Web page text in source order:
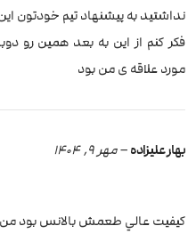
نداشتید به پیشنهاد تیم خودتون
فکر کنم از این به بعد همین رو
مورد علاقه ی من بود
بهار عليزاده–مهر 9, 1404
كيفيت عالي طعمش بالانس بود